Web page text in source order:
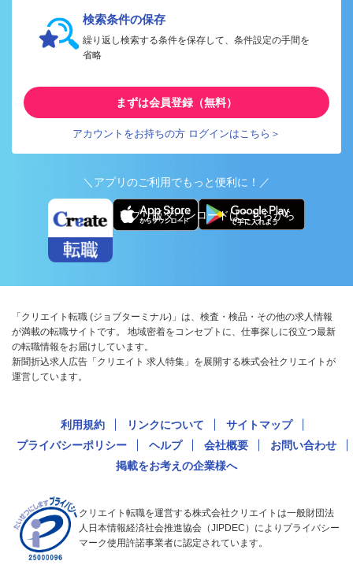
検索条件の保存
繰り返し検索する条件を保存して、条件設定の手間を
省略
まずは会員登録（無料）
アカウントをお持ちの方 ログインはこちら＞
＼アプリのご利用でもっと便利に！／
アプリ版ダウンロードはこちらから
「クリエイト転職 (ジョブターミナル)」は、検査・検品・その他の求人情報
が満載の転職サイトです。 地域密着をコンセプトに、仕事探しに役立つ最新
の転職情報をお届けしています。
新聞折込求人広告「クリエイト 求人特集」を展開する株式会社クリエイトが
運営しています。
利用規約 リンクについて
サイトマップ
プライバシーポリシー
ヘルプ 会社概要
お問い合わせ
掲載をお考えの企業様へ
クリエイト転職を運営する株式会社クリエイトは一般財団法
人日本情報経済社会推進協会（JIPDEC）によりプライバシー
マーク使用許諾事業者に認定されています。